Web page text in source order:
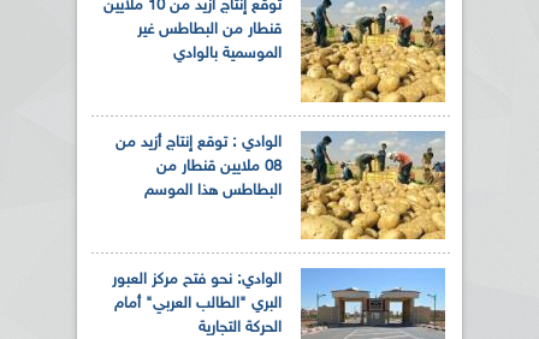
توقع إنتاج أزيد من 10 ملايين
قنطار من البطاطس غير
الموسمية بالوادي
الوادي : توقع إنتاج أزيد من
08 ملايين قنطار من
البطاطس هذا الموسم
الوادي: نحو فتح مركز العبور
البري "الطالب العربي" أمام
الحركة التجارية